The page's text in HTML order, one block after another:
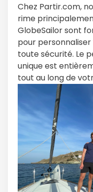
Chez Partir.com,
rime
GlobeSailor sont
pour
toute sécurité. Le
unique est
tout au long de